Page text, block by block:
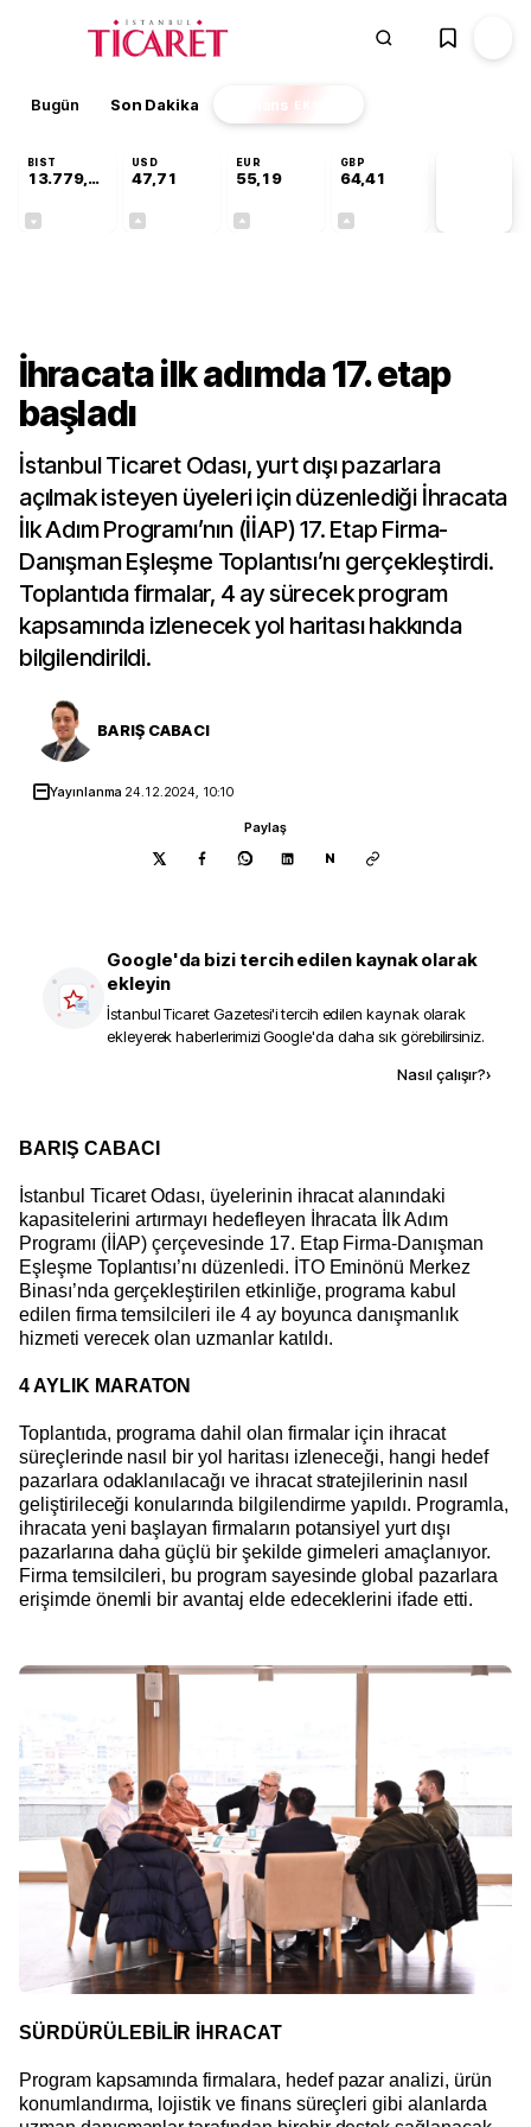
Bugün Son Dakika Finans EKSTRA
BIST
13.779,39
USD
47,71
EUR
55,19
GBP
64,41
İhracata ilk adımda 17. etap
başladı
İstanbul Ticaret Odası, yurt dışı pazarlara
açılmak isteyen üyeleri için düzenlediği İhracata
İlk Adım Programı’nın (İİAP) 17. Etap Firma-
Danışman Eşleşme Toplantısı’nı gerçekleştirdi.
Toplantıda firmalar, 4 ay sürecek program
kapsamında izlenecek yol haritası hakkında
bilgilendirildi.
BARIŞ CABACI
Yayınlanma 24.12.2024, 10:10
Paylaş
N
Google'da bizi tercih edilen kaynak olarak
ekleyin
İstanbul Ticaret Gazetesi'i tercih edilen kaynak olarak
ekleyerek haberlerimizi Google'da daha sık görebilirsiniz.
Nasıl çalışır?›
BARIŞ CABACI
İstanbul Ticaret Odası, üyelerinin ihracat alanındaki
kapasitelerini artırmayı hedefleyen İhracata İlk Adım
Programı (İİAP) çerçevesinde 17. Etap Firma-Danışman
Eşleşme Toplantısı’nı düzenledi. İTO Eminönü Merkez
Binası’nda gerçekleştirilen etkinliğe, programa kabul
edilen firma temsilcileri ile 4 ay boyunca danışmanlık
hizmeti verecek olan uzmanlar katıldı.
4 AYLIK MARATON
Toplantıda, programa dahil olan firmalar için ihracat
süreçlerinde nasıl bir yol haritası izleneceği, hangi hedef
pazarlara odaklanılacağı ve ihracat stratejilerinin nasıl
geliştirileceği konularında bilgilendirme yapıldı. Programla,
ihracata yeni başlayan firmaların potansiyel yurt dışı
pazarlarına daha güçlü bir şekilde girmeleri amaçlanıyor.
Firma temsilcileri, bu program sayesinde global pazarlara
erişimde önemli bir avantaj elde edeceklerini ifade etti.
SÜRDÜRÜLEBİLİR İHRACAT
Program kapsamında firmalara, hedef pazar analizi, ürün
konumlandırma, lojistik ve finans süreçleri gibi alanlarda